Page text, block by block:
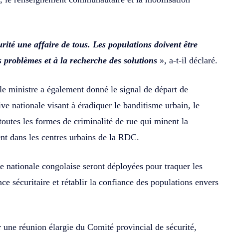
une affaire de tous. Les populations doivent être
problèmes et à la recherche des solutions », a-t-il déclaré.
ministre a également donné le signal de départ de
nationale visant à éradiquer le banditisme urbain, le
les formes de criminalité de rue qui minent la
dans les centres urbains de la RDC.
nationale congolaise seront déployées pour traquer les
sécuritaire et rétablir la confiance des populations envers
une réunion élargie du Comité provincial de sécurité,